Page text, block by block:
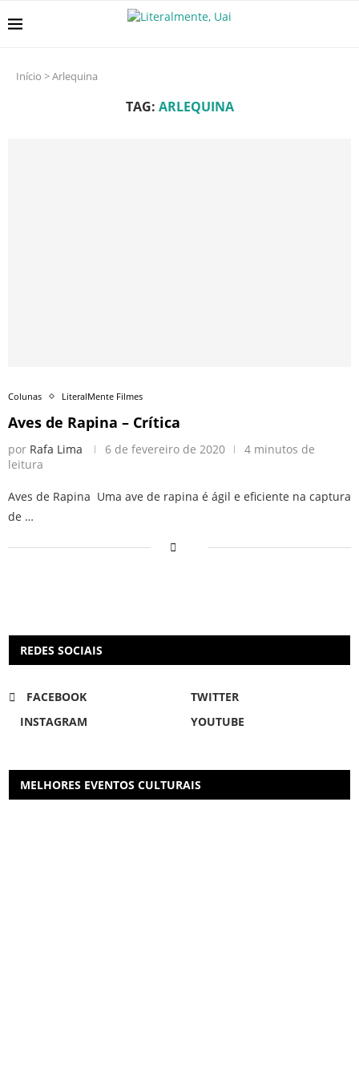
Início >Arlequina
TAG: ARLEQUINA
Colunas LiteralMente Filmes
Aves de Rapina – Crítica
por Rafa Lima 6 de fevereiro de 2020
4 minutos de
leitura
Aves de Rapina Uma ave de rapina é ágil e eficiente na captura
de …
REDES SOCIAIS
FACEBOOK
TWITTER
INSTAGRAM
YOUTUBE
MELHORES EVENTOS CULTURAIS